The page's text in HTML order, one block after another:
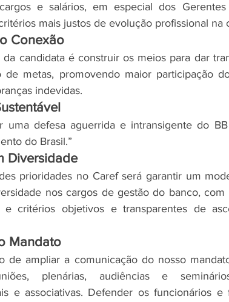
e salários, em especial dos
mais justos de evolução profissional na
Conexão
candidata é construir os meios para dar
metas, promovendo maior participação
indevidas.
uma defesa aguerrida e intransigente do
do Brasil.”
Diversidade
prioridades no Caref será garantir um
nos cargos de gestão do banco, com
e critérios objetivos e transparentes de
Mandato
de ampliar a comunicação do nosso
plenárias, audiências e
e associativas. Defender os funcionários